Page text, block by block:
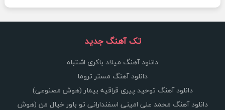
تک آهنگ جدید
دانلود آهنگ میلاد باکری اشتباه
دانلود آهنگ مستر تروما
دانلود آهنگ توحید پیری قراقیه بیمار (هوش مصنوعی)
دانلود آهنگ محمد علی امینی اسفندارانی تو باور خیال من (هوش